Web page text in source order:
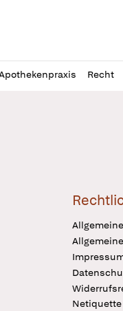
Recht
Netiquette